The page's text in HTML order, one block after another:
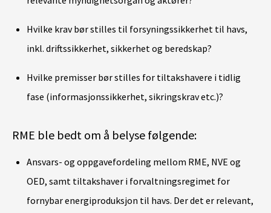
Hvilke krav bør stilles til forsyningssikkerhet til havs,
inkl. driftssikkerhet, sikkerhet og beredskap?
Hvilke premisser bør stilles for tiltakshavere i tidlig
fase (informasjonssikkerhet, sikringskrav etc.)?
RME ble bedt om å belyse følgende:
Ansvars- og oppgavefordeling mellom RME, NVE og
OED, samt tiltakshaver i forvaltningsregimet for
fornybar energiproduksjon til havs. Der det er relevant,